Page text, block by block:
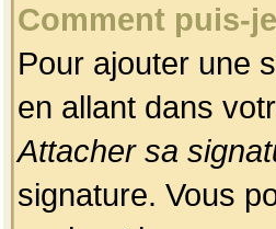
Comment puis-
Pour ajouter une
en allant dans
Attacher sa
signature. Vous